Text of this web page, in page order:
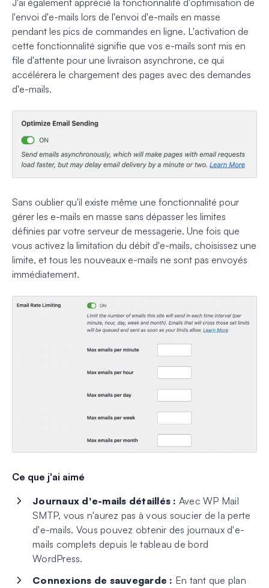
J'ai également apprécié la fonctionnalité d'optimisation de
l'envoi d'e-mails lors de l'envoi d'e-mails en masse
pendant les pics de commandes en ligne. L'activation de
cette fonctionnalité signifie que vos e-mails sont mis en
file d'attente pour une livraison asynchrone, ce qui
accélérera le chargement des pages avec des demandes
d'e-mails.
Sans oublier qu'il existe même une fonctionnalité pour
gérer les e-mails en masse sans dépasser les limites
définies par votre serveur de messagerie. Une fois que
vous activez la limitation du débit d'e-mails, choisissez une
limite, et tous les nouveaux e-mails ne sont pas envoyés
immédiatement.
Ce que j'ai aimé
Journaux d'e-mails détaillés : Avec WP Mail
SMTP, vous n'aurez pas à vous soucier de la perte
d'e-mails. Vous pouvez obtenir des journaux d'e-
mails complets depuis le tableau de bord
WordPress.
Connexions de sauvegarde : En tant que plan